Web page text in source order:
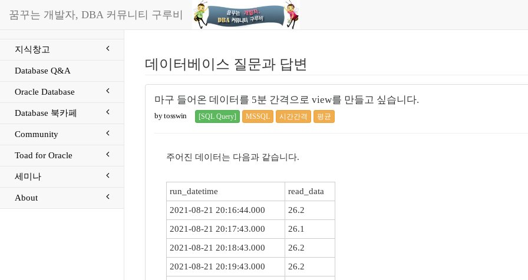
꿈꾸는 개발자, DBA 커뮤니티 구루비
지식창고
Database Q&A
Oracle Database
Database 북카페
Community
Toad for Oracle
세미나
About
데이터베이스 질문과 답변
마구 들어온 데이터를 5분 간격으로 view를 만들고 싶습니다.
by tosswin [SQL Query] MSSQL 시간간격 평균
주어진 데이터는 다음과 같습니다.
run_datetime
read_data
2021-08-21 20:16:44.000
26.2
2021-08-21 20:17:43.000
26.1
2021-08-21 20:18:43.000
26.2
2021-08-21 20:19:43.000
26.2